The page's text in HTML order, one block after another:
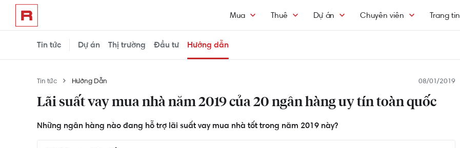
Mua Thuê Dự án Chuyên viên Trang tin
Tin tức Dự án Thị trường Đầu tư Hướng dẫn
Tin tức Hướng Dẫn
Lãi suất vay mua nhà năm 2019 của 20 ngân hàng uy tín toàn quốc
08/01/2019
Những ngân hàng nào đang hỗ trợ lãi suất vay mua nhà tốt trong năm 2019 này?